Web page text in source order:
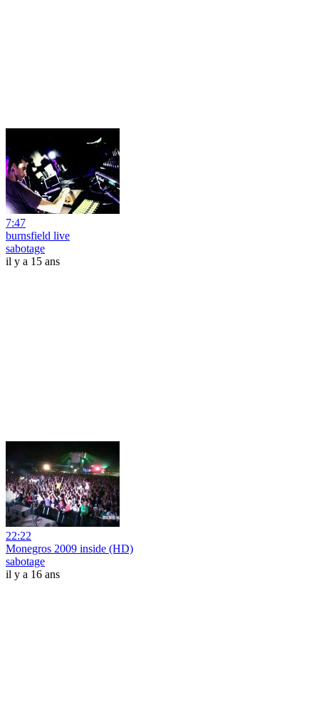
7:47
burnsfield live
sabotage
il y a 15 ans
22:22
Monegros 2009 inside (HD)
sabotage
il y a 16 ans